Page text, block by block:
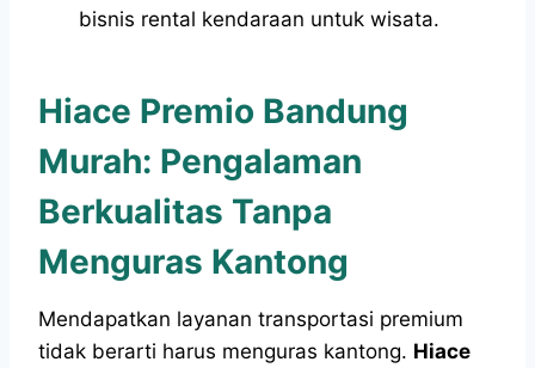
bisnis rental kendaraan untuk wisata.
Hiace Premio Bandung
Murah: Pengalaman
Berkualitas Tanpa
Menguras Kantong
Mendapatkan layanan transportasi premium
tidak berarti harus menguras kantong. Hiace